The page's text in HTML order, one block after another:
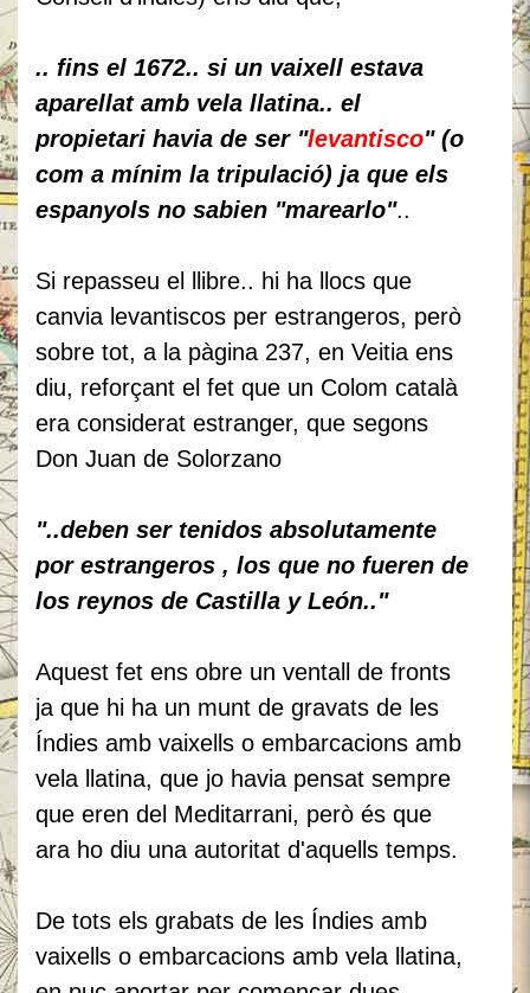
.. fins el 1672.. si un vaixell estava
aparellat amb vela llatina.. el
propietari havia de ser "levantisco" (o
com a mínim la tripulació) ja que els
espanyols no sabien "marearlo"..
Si repasseu el llibre.. hi ha llocs que
canvia levantiscos per estrangeros, però
sobre tot, a la pàgina 237, en Veitia ens
diu, reforçant el fet que un Colom català
era considerat estranger, que segons
Don Juan de Solorzano
"..deben ser tenidos absolutamente
por estrangeros , los que no fueren de
los reynos de Castilla y León.."
Aquest fet ens obre un ventall de fronts
ja que hi ha un munt de gravats de les
Índies amb vaixells o embarcacions amb
vela llatina, que jo havia pensat sempre
que eren del Meditarrani, però és que
ara ho diu una autoritat d'aquells temps.
De tots els grabats de les Índies amb
vaixells o embarcacions amb vela llatina,